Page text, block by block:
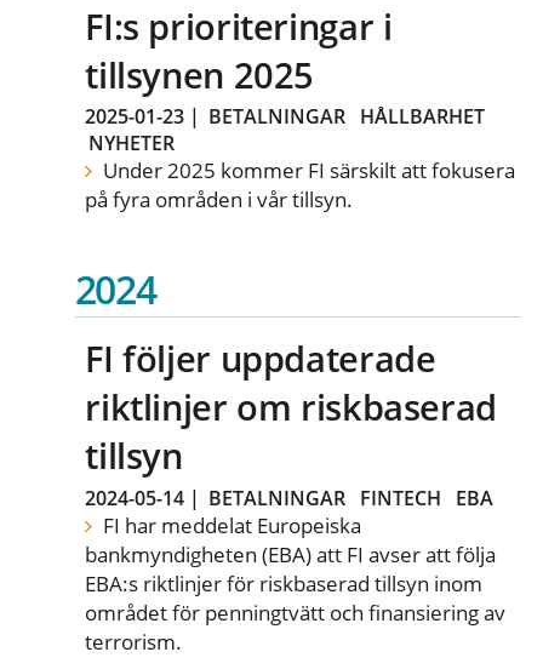
FI:s prioriteringar i
tillsynen 2025
2025-01-23 | BETALNINGAR HÅLLBARHET
NYHETER
Under 2025 kommer FI särskilt att fokusera
på fyra områden i vår tillsyn.
2024
FI följer uppdaterade
riktlinjer om riskbaserad
tillsyn
2024-05-14 | BETALNINGAR FINTECH EBA
FI har meddelat Europeiska
bankmyndigheten (EBA) att FI avser att följa
EBA:s riktlinjer för riskbaserad tillsyn inom
området för penningtvätt och finansiering av
terrorism.